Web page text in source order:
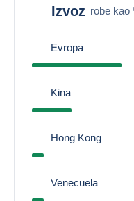
Izvoz robe kao
Evropa
Kina
Hong Kong
Venecuela